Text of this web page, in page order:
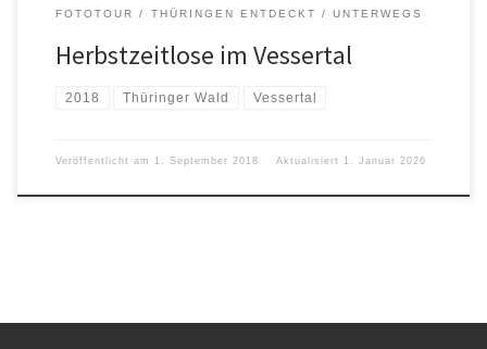
FOTOTOUR THÜRINGEN ENTDECKT UNTERWEGS
Herbstzeitlose im Vessertal
2018 Thüringer Wald Vessertal
Veröffentlicht am 1. September 2018 Aktualisiert 1. Januar 2026